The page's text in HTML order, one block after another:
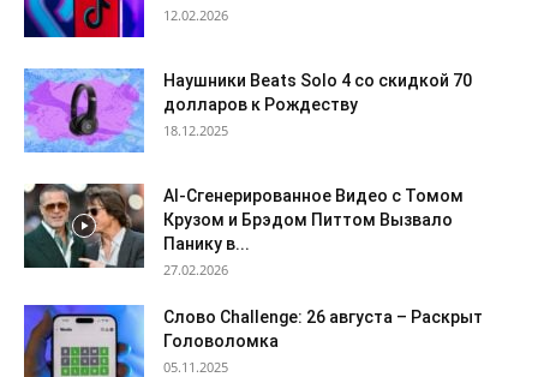
12.02.2026
Наушники Beats Solo 4 со скидкой 70
долларов к Рождеству
18.12.2025
AI-Сгенерированное Видео с Томом
Крузом и Брэдом Питтом Вызвало
Панику в...
27.02.2026
Слово Challenge: 26 августа – Раскрыт
Головоломка
05.11.2025